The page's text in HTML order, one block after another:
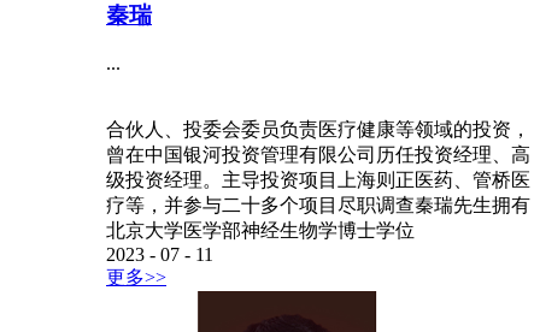
秦瑞
...
合伙人、投委会委员负责医疗健康等领域的投资，
曾在中国银河投资管理有限公司历任投资经理、高
级投资经理。主导投资项目上海则正医药、管桥医
疗等，并参与二十多个项目尽职调查秦瑞先生拥有
北京大学医学部神经生物学博士学位
2023 - 07 - 11
更多>>